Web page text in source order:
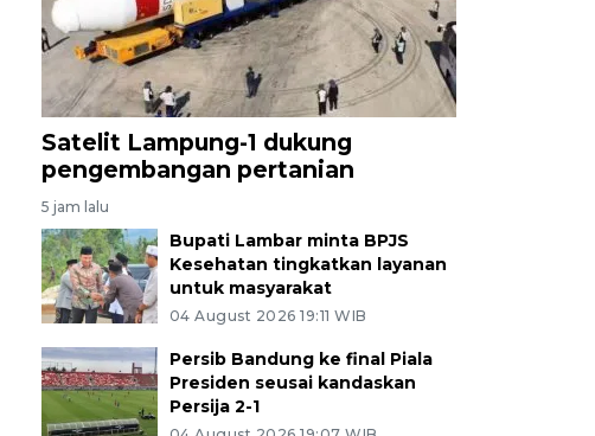
Satelit Lampung-1 dukung
pengembangan pertanian
5 jam lalu
Bupati Lambar minta BPJS
Kesehatan tingkatkan layanan
untuk masyarakat
04 August 2026 19:11 WIB
Persib Bandung ke final Piala
Presiden seusai kandaskan
Persija 2-1